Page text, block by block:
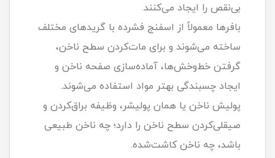
بی‌نقص را ایجاد می‌کنند.
بافرها معمولاً از اسفنج فشرده با گریدهای مختلف
ساخته می‌شوند و برای مات‌کردن سطح ناخن،
گرفتن خط‌وخش‌ها، آماده‌سازی صفحه ناخن و
ایجاد چسبندگی بهتر مواد استفاده می‌شوند.
پولیش ناخن یا همان پولیشر، وظیفه براق‌کردن و
صیقلی‌کردن سطح ناخن را دارد؛ چه ناخن طبیعی
باشد، چه ناخن کاشت‌شده.